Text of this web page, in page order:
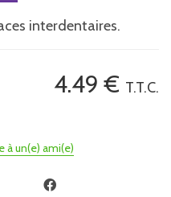
interdentaires.
4.49 € T.T.C.
à un(e) ami(e)